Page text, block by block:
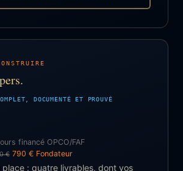
DOCUMENTÉ ET PROUVÉ
financé OPCO/FAF
€ 790 € Fondateur
place : quatre livrables, dont vos